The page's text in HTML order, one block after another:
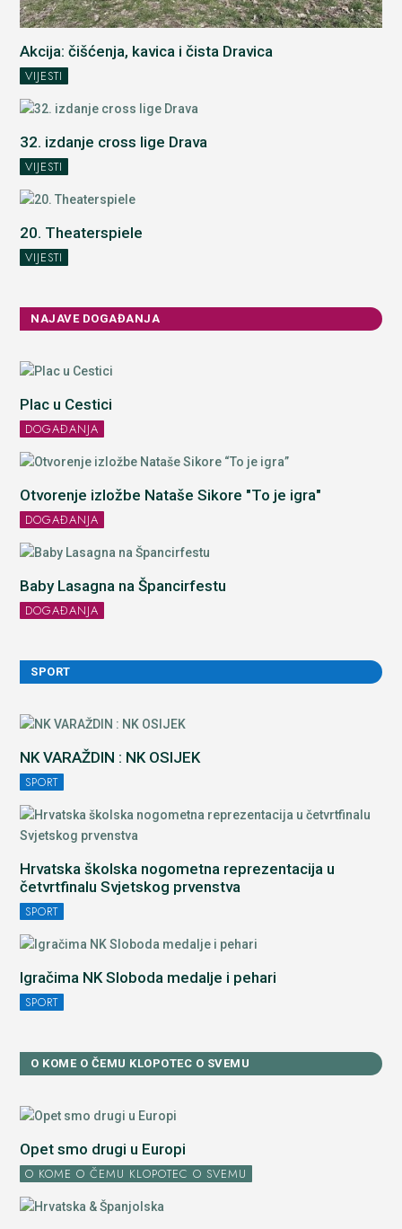
Akcija: čišćenja, kavica i čista Dravica
VIJESTI
32. izdanje cross lige Drava
VIJESTI
20. Theaterspiele
VIJESTI
NAJAVE DOGAĐANJA
Plac u Cestici
DOGAĐANJA
Otvorenje izložbe Nataše Sikore "To je igra"
DOGAĐANJA
Baby Lasagna na Špancirfestu
DOGAĐANJA
SPORT
NK VARAŽDIN : NK OSIJEK
SPORT
Hrvatska školska nogometna reprezentacija u
četvrtfinalu Svjetskog prvenstva
SPORT
Igračima NK Sloboda medalje i pehari
SPORT
O KOME O ČEMU KLOPOTEC O SVEMU
Opet smo drugi u Europi
O KOME O ČEMU KLOPOTEC O SVEMU